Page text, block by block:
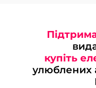
купіть
улюблених